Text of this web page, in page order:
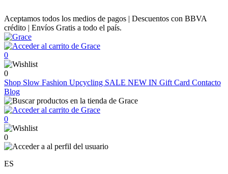
Aceptamos todos los medios de pagos | Descuentos con BBVA
crédito | Envíos Gratis a todo el país.
0
0
Shop Slow Fashion Upcycling SALE NEW IN Gift Card Contacto
Blog
0
0
ES